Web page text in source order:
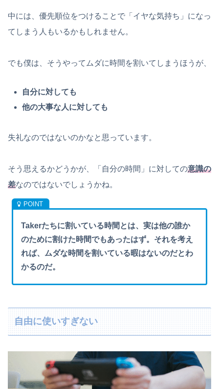
中には、優先順位をつけることで「イヤな気持ち」になっ
てしまう人もいるかもしれません。
でも僕は、そうやってムダに時間を割いてしまうほうが、
自分に対しても
他の大事な人に対しても
失礼なのではないのかなと思っています。
そう思えるかどうかが、「自分の時間」に対しての意識の
差なのではないでしょうかね。
Takerたちに割いている時間とは、実は他の誰か
のために割けた時間でもあったはず。それを考え
れば、ムダな時間を割いている暇はないのだとわ
かるのだ。
自由に使いすぎない